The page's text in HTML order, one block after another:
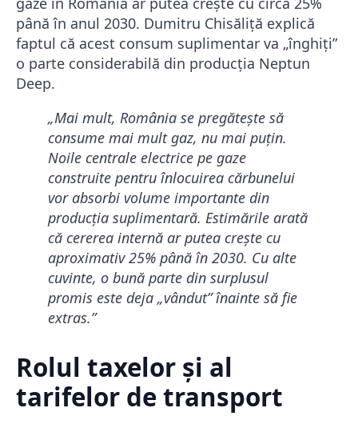
până în anul 2030. Dumitru Chisăliță explică
faptul că acest consum suplimentar va „înghiți”
o parte considerabilă din producția Neptun
Deep.
„Mai mult, România se pregătește să
consume mai mult gaz, nu mai puțin.
Noile centrale electrice pe gaze
construite pentru înlocuirea cărbunelui
vor absorbi volume importante din
producția suplimentară. Estimările arată
că cererea internă ar putea crește cu
aproximativ 25% până în 2030. Cu alte
cuvinte, o bună parte din surplusul
promis este deja „vândut” înainte să fie
extras.”
Rolul taxelor și al
tarifelor de transport